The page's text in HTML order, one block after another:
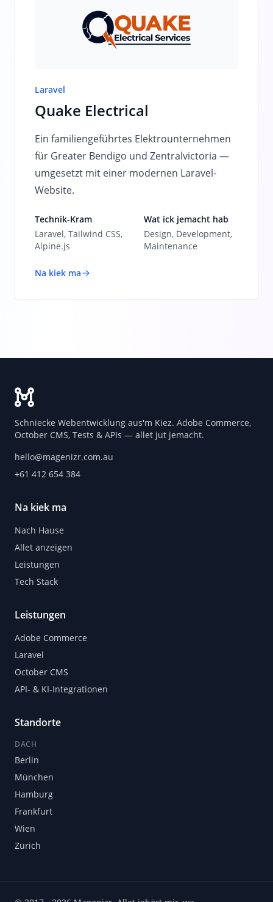
Laravel
Quake Electrical
Ein familiengeführtes Elektrounternehmen
für Greater Bendigo und Zentralvictoria —
umgesetzt mit einer modernen Laravel-
Website.
Technik-Kram
Laravel, Tailwind CSS,
Alpine.js
Wat ick jemacht hab
Design, Development,
Maintenance
Na kiek ma
Schniecke Webentwicklung aus'm Kiez. Adobe Commerce,
October CMS, Tests & APIs — allet jut jemacht.
hello@magenizr.com.au
+61 412 654 384
Na kiek ma
Nach Hause
Allet anzeigen
Leistungen
Tech Stack
Leistungen
Adobe Commerce
Laravel
October CMS
API- & KI-Integrationen
Standorte
DACH
Berlin
München
Hamburg
Frankfurt
Wien
Zürich